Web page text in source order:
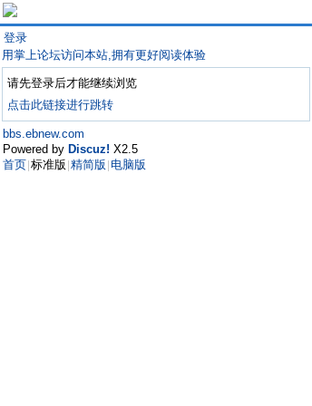
登录
用掌上论坛访问本站,拥有更好阅读体验
请先登录后才能继续浏览
点击此链接进行跳转
bbs.ebnew.com
Powered by Discuz! X2.5
首页 标准版 精简版 电脑版